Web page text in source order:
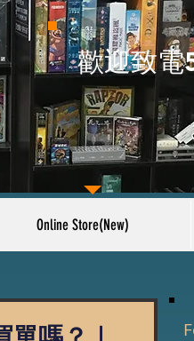
歡迎致
Online Store(New)